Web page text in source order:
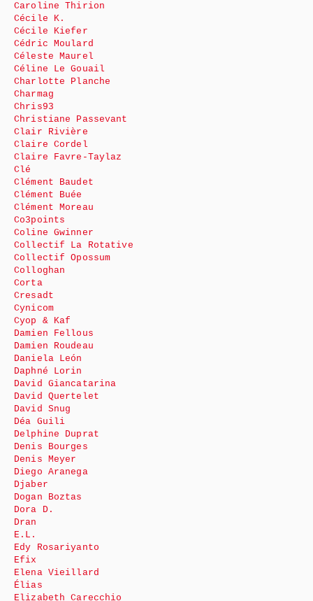
Caroline Thirion
Cécile K.
Cécile Kiefer
Cédric Moulard
Céleste Maurel
Céline Le Gouail
Charlotte Planche
Charmag
Chris93
Christiane Passevant
Clair Rivière
Claire Cordel
Claire Favre-Taylaz
Clé
Clément Baudet
Clément Buée
Clément Moreau
Co3points
Coline Gwinner
Collectif La Rotative
Collectif Opossum
Colloghan
Corta
Cresadt
Cynicom
Cyop & Kaf
Damien Fellous
Damien Roudeau
Daniela León
Daphné Lorin
David Giancatarina
David Quertelet
David Snug
Déa Guili
Delphine Duprat
Denis Bourges
Denis Meyer
Diego Aranega
Djaber
Dogan Boztas
Dora D.
Dran
E.L.
Edy Rosariyanto
Efix
Elena Vieillard
Élias
Elizabeth Carecchio